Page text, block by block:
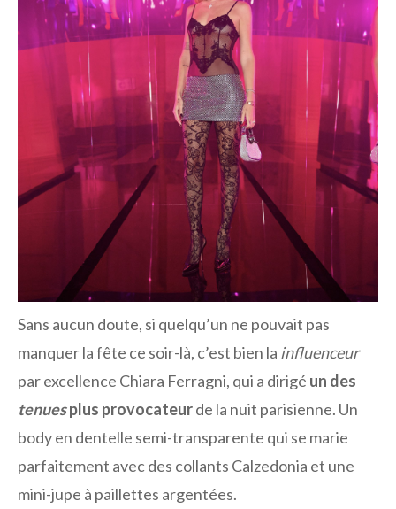
Sans aucun doute, si quelqu’un ne pouvait pas
manquer la fête ce soir-là, c’est bien la influenceur
par excellence Chiara Ferragni, qui a dirigé un des
tenuesplus provocateurde la nuit parisienne. Un
body en dentelle semi-transparente qui se marie
parfaitement avec des collants Calzedonia et une
mini-jupe à paillettes argentées.